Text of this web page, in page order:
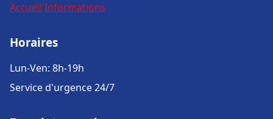
Accueil Informations
Horaires
Lun-Ven: 8h-19h
Service d'urgence 24/7